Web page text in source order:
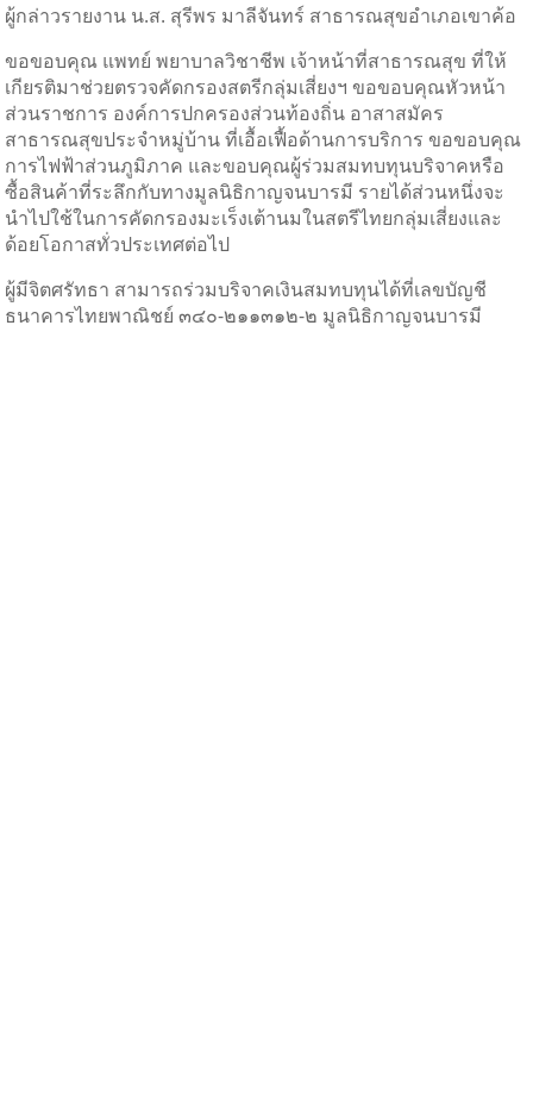
ผู้กล่าวรายงาน น.ส. สุรีพร มาลีจันทร์ สาธารณสุขอำเภอเขาค้อ
ขอขอบคุณ แพทย์ พยาบาลวิชาชีพ เจ้าหน้าที่สาธารณสุข ที่ให้
เกียรติมาช่วยตรวจคัดกรองสตรีกลุ่มเสี่ยงฯ ขอขอบคุณหัวหน้า
ส่วนราชการ องค์การปกครองส่วนท้องถิ่น อาสาสมัคร
สาธารณสุขประจำหมู่บ้าน ที่เอื้อเฟื้อด้านการบริการ ขอขอบคุณ
การไฟฟ้าส่วนภูมิภาค และขอบคุณผู้ร่วมสมทบทุนบริจาคหรือ
ซื้อสินค้าที่ระลึกกับทางมูลนิธิกาญจนบารมี รายได้ส่วนหนึ่งจะ
นำไปใช้ในการคัดกรองมะเร็งเต้านมในสตรีไทยกลุ่มเสี่ยงและ
ด้อยโอกาสทั่วประเทศต่อไป
ผู้มีจิตศรัทธา สามารถร่วมบริจาคเงินสมทบทุนได้ที่เลขบัญชี
ธนาคารไทยพาณิชย์ ๓๔๐-๒๑๑๓๑๒-๒ มูลนิธิกาญจนบารมี